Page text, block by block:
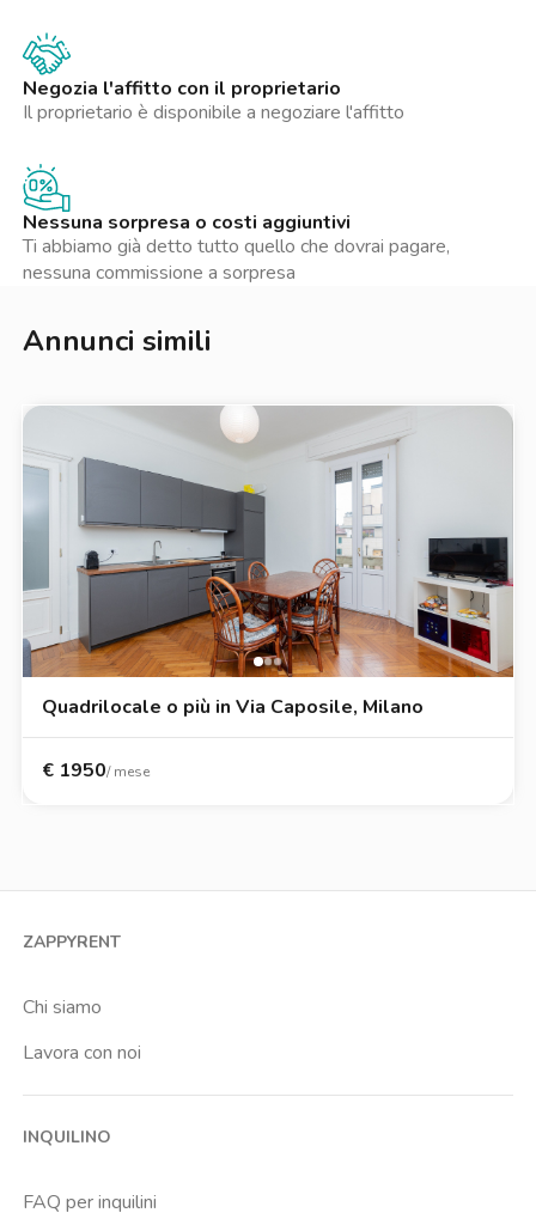
Negozia l'affitto con il proprietario
Il proprietario è disponibile a negoziare l'affitto
Nessuna sorpresa o costi aggiuntivi
Ti abbiamo già detto tutto quello che dovrai pagare,
nessuna commissione a sorpresa
Annunci simili
Quadrilocale o più in Via Caposile, Milano
€ 1950/ mese
ZAPPYRENT
Chi siamo
Lavora con noi
INQUILINO
FAQ per inquilini